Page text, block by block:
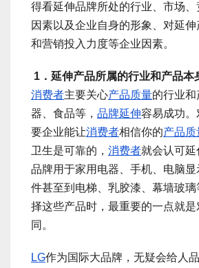
得看延伸品牌所处的行业、市场
因素以及企业自身的形象、对延
和营销投入力度等企业因素。
1．延伸产品所属的行业和产品本
消费者主要关心产品质量的行业和
器、食品等， 品牌延伸容易成功。
要企业能让消费者相信你的产品质
卫生是可靠的， 消费者就会认可延
品牌用于家用电器、手机、电脑
件甚至到电梯、乳胶漆、幕墙玻
择这些产品时，最重要的一点就是
同。
LG作为国际大品牌，无疑会给人